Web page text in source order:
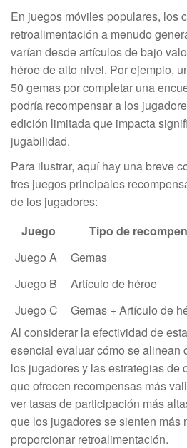
En juegos móviles populares, los
retroalimentación a menudo
varían desde artículos de bajo
héroe de alto nivel. Por ejemplo,
50 gemas por completar una
podría recompensar a los
edición limitada que impacta
jugabilidad.
Para ilustrar, aquí hay una breve
tres juegos principales
de los jugadores:
Juego
Tipo de
Juego A
Gemas
Juego B
Artículo de héroe
Juego C
Gemas + Artículo de
Al considerar la efectividad de
esencial evaluar cómo se alinean
los jugadores y las estrategias de
que ofrecen recompensas más
ver tasas de participación más
que los jugadores se sienten más
proporcionar retroalimentación.